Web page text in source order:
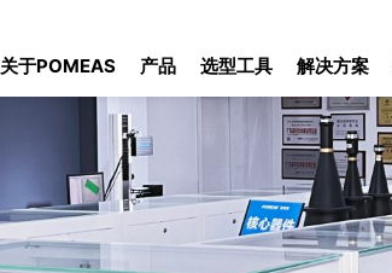
关于POMEAS 产品 选型工具 解决方案